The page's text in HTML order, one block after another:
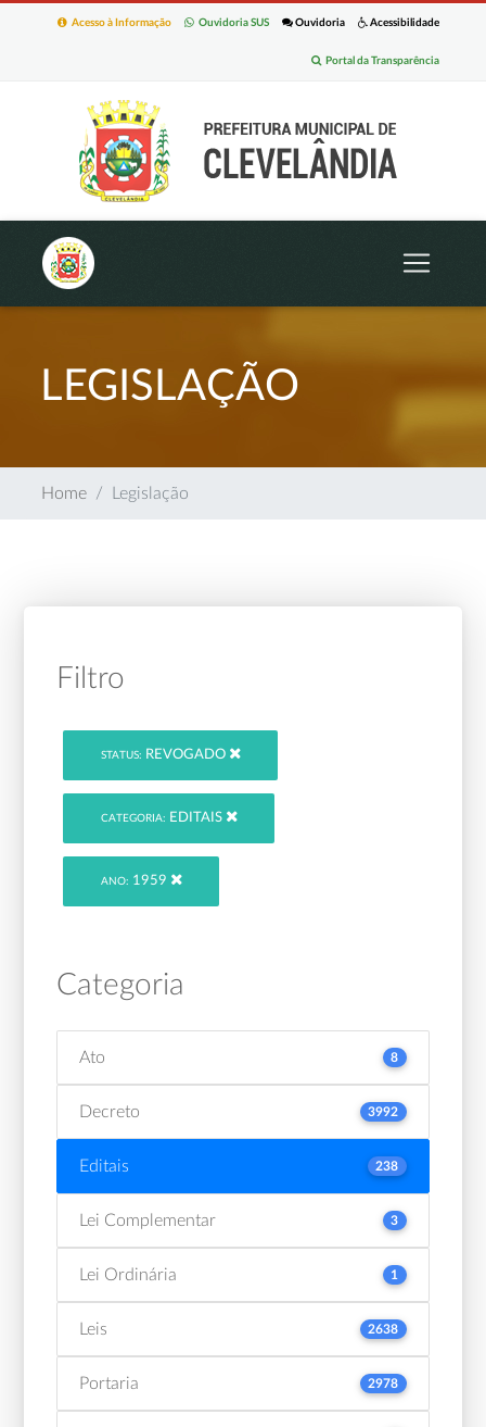
Acessibilidade
Ouvidoria
Ouvidoria SUS
Acesso à Informação
Portal da Transparência
LEGISLAÇÃO
Home Legislação
Filtro
STATUS: REVOGADO
CATEGORIA: EDITAIS
ANO: 1959
Categoria
Ato 8
Decreto 3992
Editais 238
Lei Complementar 3
Lei Ordinária 1
Leis 2638
Portaria 2978